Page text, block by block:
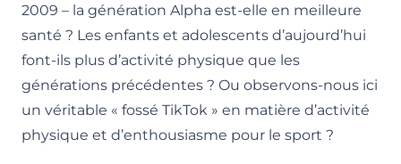
2009 – la génération Alpha est-elle en meilleure
santé ? Les enfants et adolescents d’aujourd’hui
font-ils plus d’activité physique que les
générations précédentes ? Ou observons-nous ici
un véritable « fossé TikTok » en matière d’activité
physique et d’enthousiasme pour le sport ?